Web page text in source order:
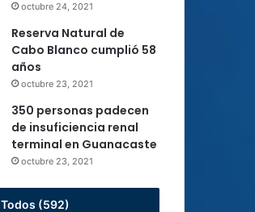
octubre 24, 2021
Reserva Natural de
Cabo Blanco cumplió 58
años
octubre 23, 2021
350 personas padecen
de insuficiencia renal
terminal en Guanacaste
octubre 23, 2021
Todos (592)